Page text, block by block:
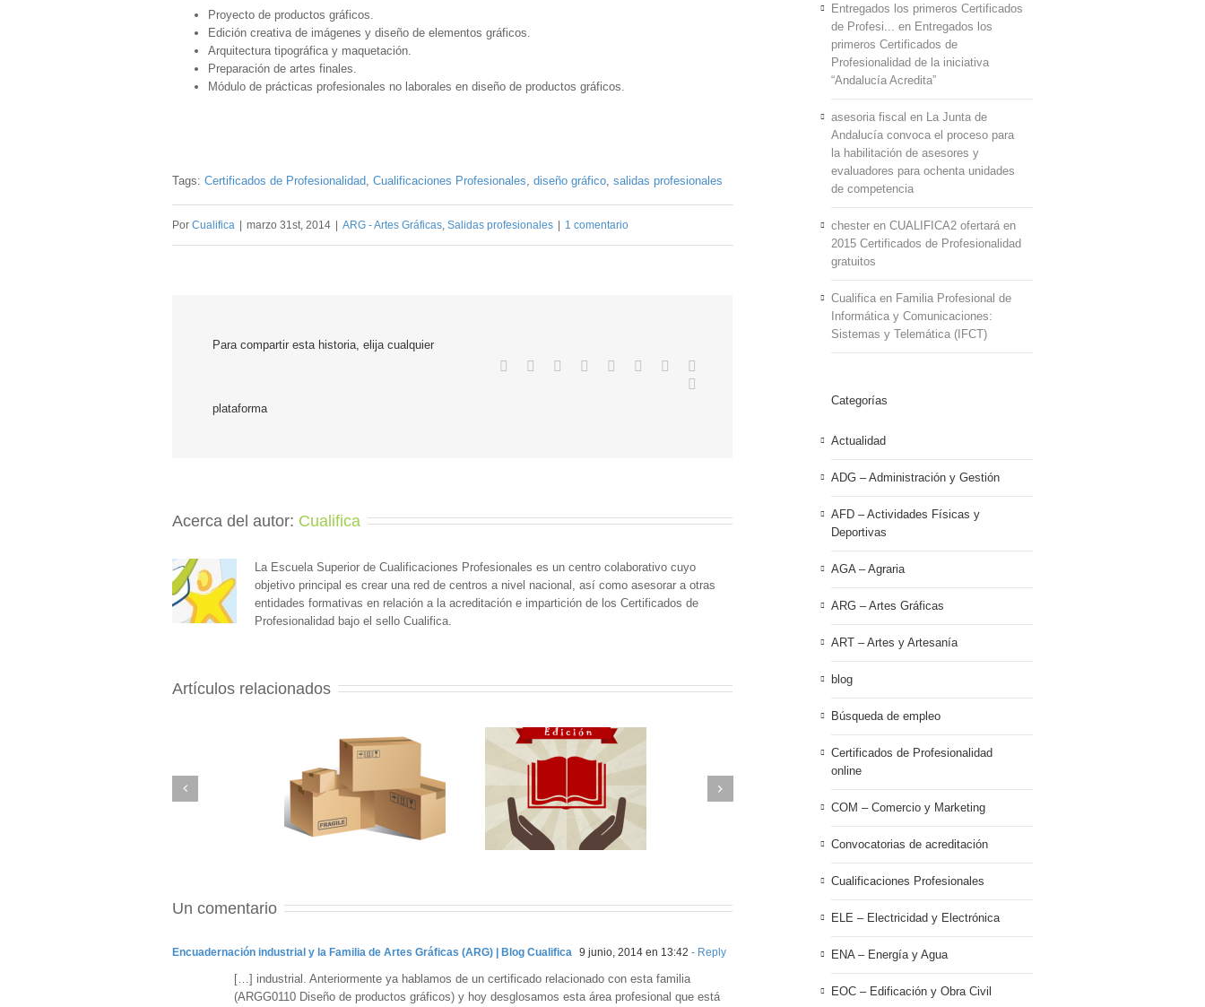
Proyecto de productos gráficos.
Edición creativa de imágenes y diseño de elementos gráficos.
Arquitectura tipográfica y maquetación.
Preparación de artes finales.
Módulo de prácticas profesionales no laborales en diseño de productos gráficos.
Tags: Certificados de Profesionalidad, Cualificaciones Profesionales, diseño gráfico, salidas profesionales
Por Cualifica marzo 31st, 2014 ARG - Artes Gráficas, Salidas profesionales 1 comentario
Para compartir esta historia, elija cualquier
plataforma
Acerca del autor: Cualifica
La Escuela Superior de Cualificaciones Profesionales es un centro colaborativo cuyo
objetivo principal es crear una red de centros a nivel nacional, así como asesorar a otras
entidades formativas en relación a la acreditación e impartición de los Certificados de
Profesionalidad bajo el sello Cualifica.
Artículos relacionados
Un comentario
Encuadernación industrial y la Familia de Artes Gráficas (ARG) | Blog Cualifica 9 junio, 2014 en 13:42 - Reply
[…] industrial. Anteriormente ya hablamos de un certificado relacionado con esta familia
(ARGG0110 Diseño de productos gráficos) y hoy desglosamos esta área profesional que está
Entregados los primeros Certificados
de Profesi...
en Entregados los
primeros Certificados de
Profesionalidad de la iniciativa
“Andalucía Acredita”
asesoria fiscal en La Junta de
Andalucía convoca el proceso para
la habilitación de asesores y
evaluadores para ochenta unidades
de competencia
chester enCUALIFICA2 ofertará en
2015 Certificados de Profesionalidad
gratuitos
Cualifica en Familia Profesional de
Informática y Comunicaciones:
Sistemas y Telemática (IFCT)
Categorías
Actualidad
ADG – Administración y Gestión
AFD – Actividades Físicas y
Deportivas
AGA – Agraria
ARG – Artes Gráficas
ART – Artes y Artesanía
blog
Búsqueda de empleo
Certificados de Profesionalidad
online
COM – Comercio y Marketing
Convocatorias de acreditación
Cualificaciones Profesionales
ELE – Electricidad y Electrónica
ENA – Energía y Agua
EOC – Edificación y Obra Civil